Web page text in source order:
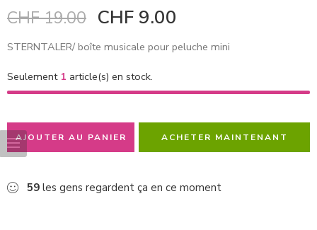
CHF19.00 CHF 9.00
STERNTALER/ boîte musicale pour peluche mini
Seulement 1 article(s) en stock.
AJOUTER AU PANIER ACHETER MAINTENANT
59 les gens regardent ça en ce moment